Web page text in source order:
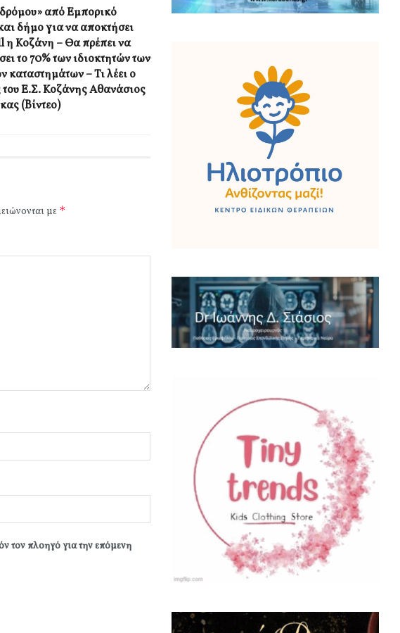
από Εμπορικό
δήμο για να αποκτήσει
η Κοζάνη – Θα πρέπει να
το 70% των ιδιοκτητών των
καταστημάτων – Τι λέει ο
Ε.Σ. Κοζάνης Αθανάσιος
(Bίντεο)
με *
τον πλοηγό για την επόμενη